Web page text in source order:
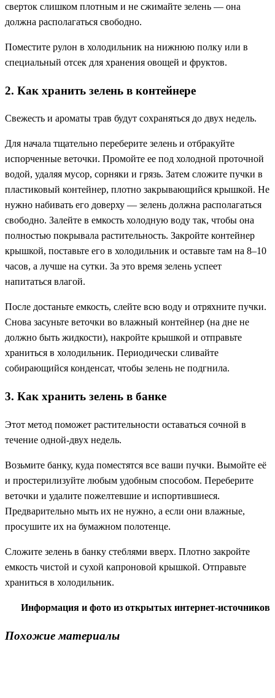
сверток слишком плотным и не сжимайте зелень — она
должна располагаться свободно.
Поместите рулон в холодильник на нижнюю полку или в
специальный отсек для хранения овощей и фруктов.
2. Как хранить зелень в контейнере
Свежесть и ароматы трав будут сохраняться до двух недель.
Для начала тщательно переберите зелень и отбракуйте
испорченные веточки. Промойте ее под холодной проточной
водой, удаляя мусор, сорняки и грязь. Затем сложите пучки в
пластиковый контейнер, плотно закрывающийся крышкой. Не
нужно набивать его доверху — зелень должна располагаться
свободно. Залейте в емкость холодную воду так, чтобы она
полностью покрывала растительность. Закройте контейнер
крышкой, поставьте его в холодильник и оставьте там на 8–10
часов, а лучше на сутки. За это время зелень успеет
напитаться влагой.
После достаньте емкость, слейте всю воду и отряхните пучки.
Снова засуньте веточки во влажный контейнер (на дне не
должно быть жидкости), накройте крышкой и отправьте
храниться в холодильник. Периодически сливайте
собирающийся конденсат, чтобы зелень не подгнила.
3. Как хранить зелень в банке
Этот метод поможет растительности оставаться сочной в
течение одной-двух недель.
Возьмите банку, куда поместятся все ваши пучки. Вымойте её
и простерилизуйте любым удобным способом. Переберите
веточки и удалите пожелтевшие и испортившиеся.
Предварительно мыть их не нужно, а если они влажные,
просушите их на бумажном полотенце.
Сложите зелень в банку стеблями вверх. Плотно закройте
емкость чистой и сухой капроновой крышкой. Отправьте
храниться в холодильник.
Информация и фото из открытых интернет-источников
Похожие материалы